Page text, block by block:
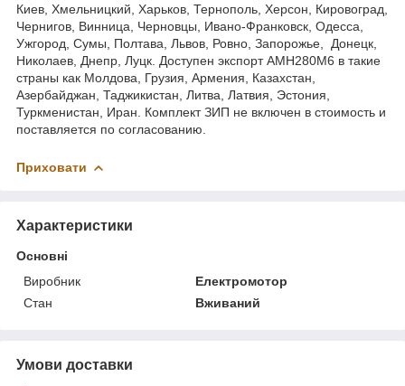
Киев, Хмельницкий, Харьков, Тернополь, Херсон, Кировоград,
Чернигов, Винница, Черновцы, Ивано-Франковск, Одесса,
Ужгород, Сумы, Полтава, Львов, Ровно, Запорожье, Донецк,
Николаев, Днепр, Луцк. Доступен экспорт АМН280М6 в такие
страны как Молдова, Грузия, Армения, Казахстан,
Азербайджан, Таджикистан, Литва, Латвия, Эстония,
Туркменистан, Иран. Комплект ЗИП не включен в стоимость и
поставляется по согласованию.
Приховати
Характеристики
Основні
Виробник
Електромотор
Стан
Вживаний
Умови доставки